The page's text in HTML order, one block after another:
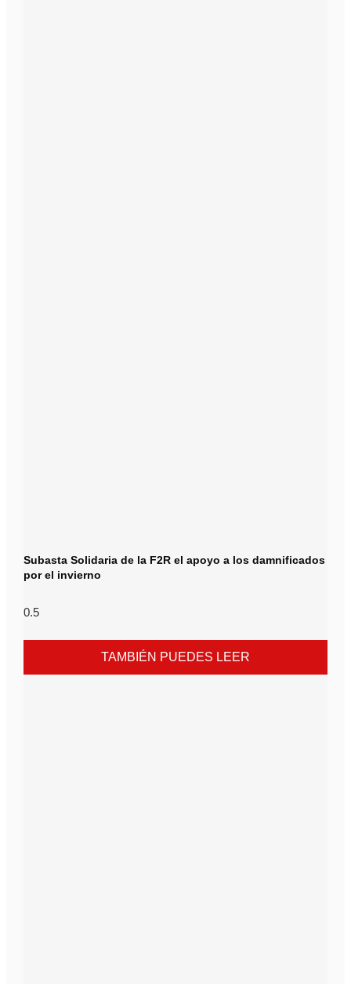
Subasta Solidaria de la F2R el apoyo a los damnificados
por el invierno
TAMBIÉN PUEDES LEER